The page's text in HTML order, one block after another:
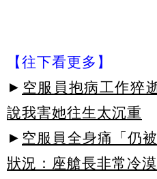
【往下看更多】
► 空服員抱病工作猝
說我害她往生太沉重
► 空服員全身痛「仍
狀況：座艙長非常冷漠